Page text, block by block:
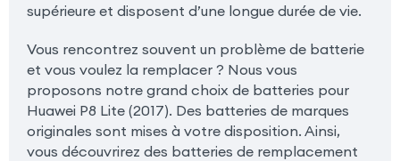
supérieure et disposent d’une longue durée de vie.
Vous rencontrez souvent un problème de batterie
et vous voulez la remplacer ? Nous vous
proposons notre grand choix de batteries pour
Huawei P8 Lite (2017). Des batteries de marques
originales sont mises à votre disposition. Ainsi,
vous découvrirez des batteries de remplacement